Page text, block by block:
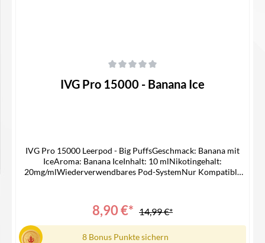
IVG Pro 15000 - Banana Ice
IVG Pro 15000 Leerpod - Big PuffsGeschmack: Banana mit
IceAroma: Banana IceInhalt: 10 mlNikotingehalt:
20mg/mlWiederverwendbares Pod-SystemNur Kompatible
8,90 €* 14,99 €*
8 Bonus Punkte sichern